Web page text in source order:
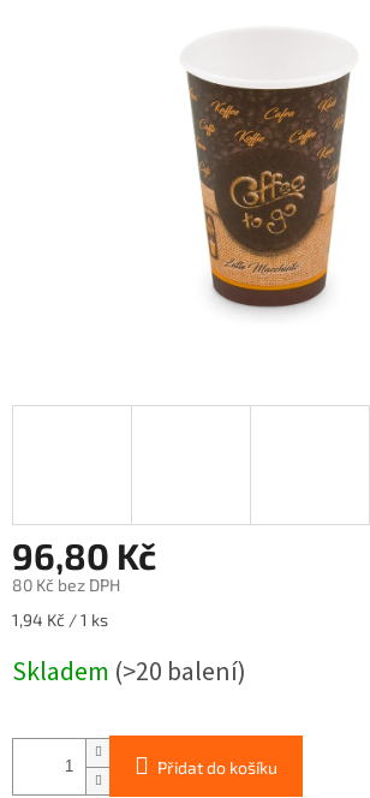
96,80 Kč
80 Kč bez DPH
Měrná
1,94 Kč / 1 ks
Skladem (>20 balení)
Přidat do košíku